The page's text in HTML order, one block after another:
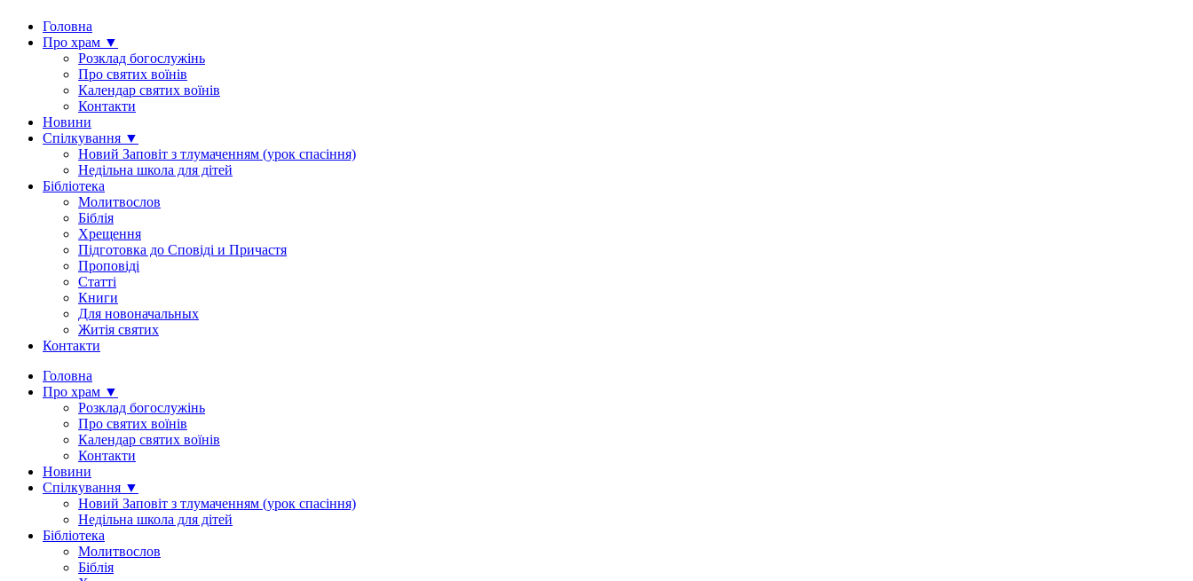
Головна
Про храм ▼
Розклад богослужінь
Про святих воїнів
Календар святих воїнів
Контакти
Новини
Спілкування ▼
Новий Заповіт з тлумаченням (урок спасіння)
Недільна школа для дітей
Бібліотека
Молитвослов
Біблія
Хрещення
Підготовка до Сповіді и Причастя
Проповіді
Статті
Книги
Для новоначальных
Житія святих
Контакти
Головна
Про храм ▼
Розклад богослужінь
Про святих воїнів
Календар святих воїнів
Контакти
Новини
Спілкування ▼
Новий Заповіт з тлумаченням (урок спасіння)
Недільна школа для дітей
Бібліотека
Молитвослов
Біблія